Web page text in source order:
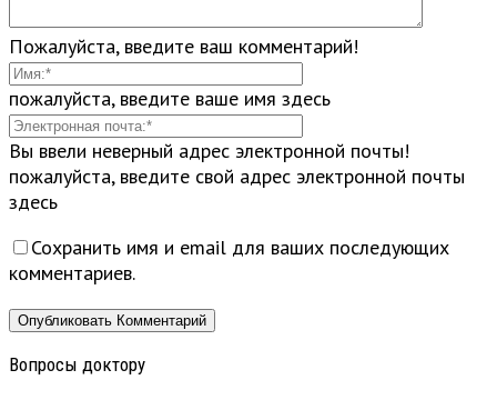
Пожалуйста, введите ваш комментарий!
пожалуйста, введите ваше имя здесь
Вы ввели неверный адрес электронной почты!
пожалуйста, введите свой адрес электронной почты
здесь
Сохранить имя и email для ваших последующих
комментариев.
Вопросы доктору